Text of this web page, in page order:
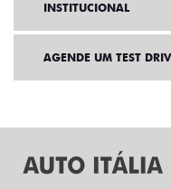
INSTITUCIONAL
AGENDE UM TEST